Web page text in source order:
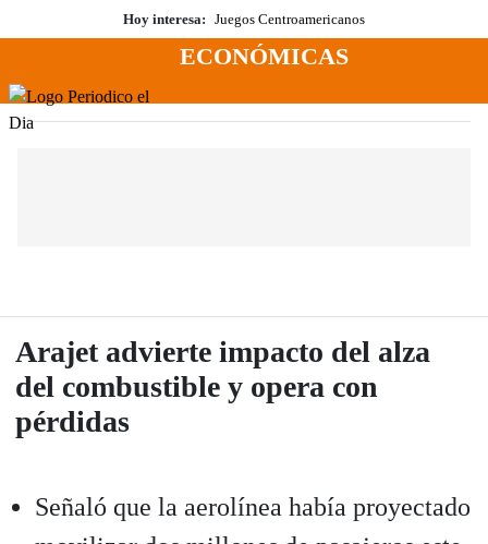
al
Hoy interesa: Juegos Centroamericanos
Menú
ECONÓMICAS
Arajet advierte impacto del alza
del combustible y opera con
pérdidas
Señaló que la aerolínea había proyectado